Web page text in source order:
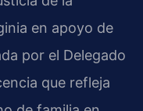
en apoyo de
por el Delegado
que refleja